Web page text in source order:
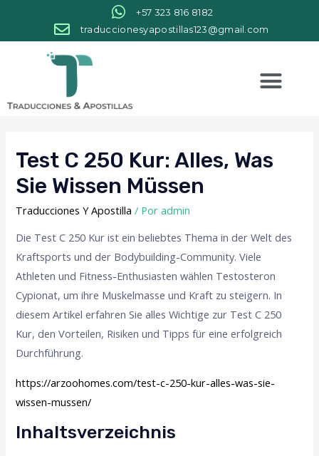
+57 323 816 8182
traduccionesyapostillas123@gmail.com
Test C 250 Kur: Alles, Was
Sie Wissen Müssen
Traducciones Y Apostilla / Poradmin
Die Test C 250 Kur ist ein beliebtes Thema in der Welt des
Kraftsports und der Bodybuilding-Community. Viele
Athleten und Fitness-Enthusiasten wählen Testosteron
Cypionat, um ihre Muskelmasse und Kraft zu steigern. In
diesem Artikel erfahren Sie alles Wichtige zur Test C 250
Kur, den Vorteilen, Risiken und Tipps für eine erfolgreich
Durchführung.
https://arzoohomes.com/test-c-250-kur-alles-was-sie-
wissen-mussen/
Inhaltsverzeichnis